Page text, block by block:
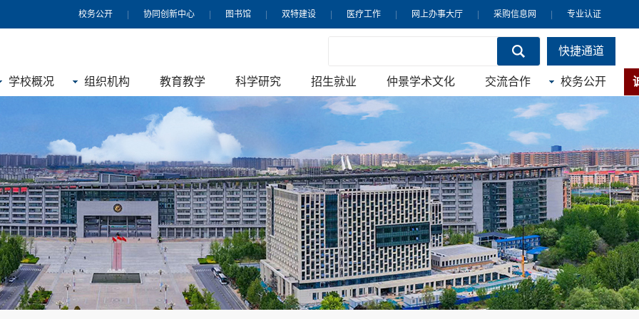
专业认证
采购信息网
网上办事大厅
医疗工作
双特建设
图书馆
协同创新中心
校务公开
快捷通道
学校概况 组织机构 教育教学 科学研究 招生就业 仲景学术文化 交流合作 校务公开